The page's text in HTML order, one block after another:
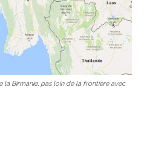
la Birmanie, pas loin de la frontière avec